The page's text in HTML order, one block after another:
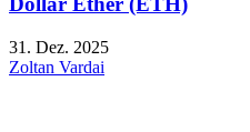
31. Dez. 2025
Zoltan Vardai